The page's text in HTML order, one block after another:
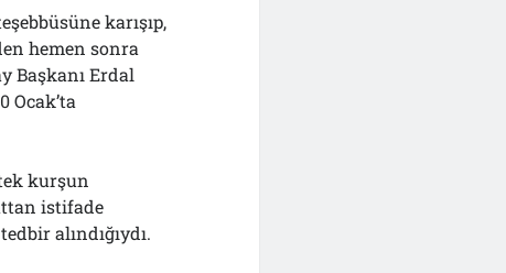
karışıp,
hemen sonra
Başkanı Erdal
Ocak’ta
kurşun
istifade
alındığıydı.